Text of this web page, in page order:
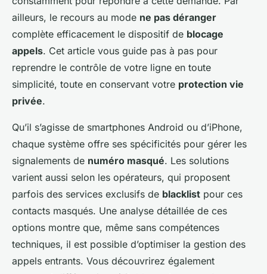
ailleurs, le recours au mode ne pas déranger
complète efficacement le dispositif de blocage
appels. Cet article vous guide pas à pas pour
reprendre le contrôle de votre ligne en toute
simplicité, toute en conservant votre protection vie
privée.
Qu’il s’agisse de smartphones Android ou d’iPhone,
chaque système offre ses spécificités pour gérer les
signalements de numéro masqué. Les solutions
varient aussi selon les opérateurs, qui proposent
parfois des services exclusifs de blacklist pour ces
contacts masqués. Une analyse détaillée de ces
options montre que, même sans compétences
techniques, il est possible d’optimiser la gestion des
appels entrants. Vous découvrirez également